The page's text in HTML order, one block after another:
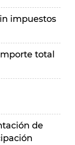
impuestos
total
de